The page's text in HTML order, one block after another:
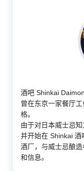
酒吧 Shinkai
曾在东京一家餐厅
格。
由于对日本威士忌
并开始在 Shinkai 酒
酒厂，与威士忌酿
和信息。